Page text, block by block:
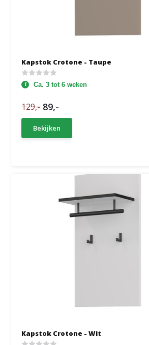
Kapstok Crotone - Taupe
Ca. 3 tot 6 weken
129,- 89,-
Bekijken
Kapstok Crotone - Wit